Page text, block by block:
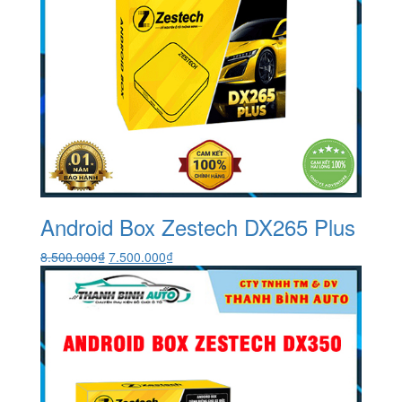
Android Box Zestech DX265 Plus
8.500.000₫ Giá
gốc
là:
8.500.000₫.
7.500.000₫Giá
hiện
tại